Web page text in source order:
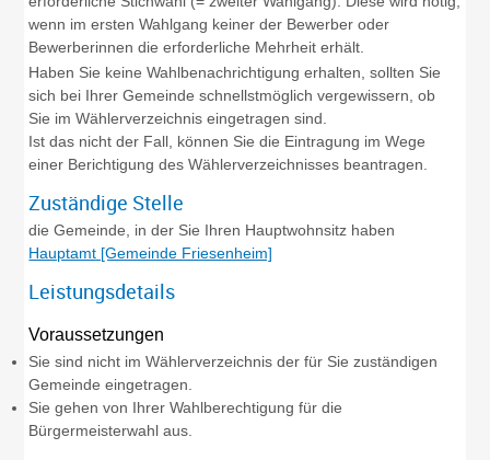
wenn im ersten Wahlgang keiner der Bewerber oder
Bewerberinnen die erforderliche Mehrheit erhält.
Haben Sie keine Wahlbenachrichtigung erhalten, sollten Sie
sich bei Ihrer Gemeinde schnellstmöglich vergewissern, ob
Sie im Wählerverzeichnis eingetragen sind.
Ist das nicht der Fall, können Sie die Eintragung im Wege
einer Berichtigung des Wählerverzeichnisses beantragen.
Zuständige Stelle
die Gemeinde, in der Sie Ihren Hauptwohnsitz haben
Hauptamt [Gemeinde Friesenheim]
Leistungsdetails
Voraussetzungen
Sie sind nicht im Wählerverzeichnis der für Sie zuständigen
Gemeinde eingetragen.
Sie gehen von Ihrer Wahlberechtigung für die
Bürgermeisterwahl aus.